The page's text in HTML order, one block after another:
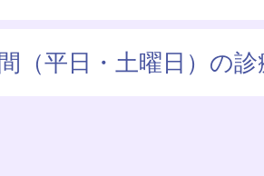
（平日・土曜日）の診